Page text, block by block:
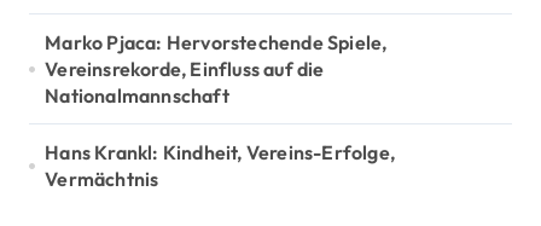
Marko Pjaca: Hervorstechende Spiele,
Vereinsrekorde, Einfluss auf die
Nationalmannschaft
Hans Krankl: Kindheit, Vereins-Erfolge,
Vermächtnis